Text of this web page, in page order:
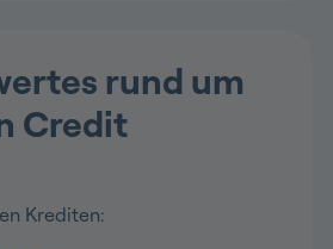
rund um
Credit
Krediten: